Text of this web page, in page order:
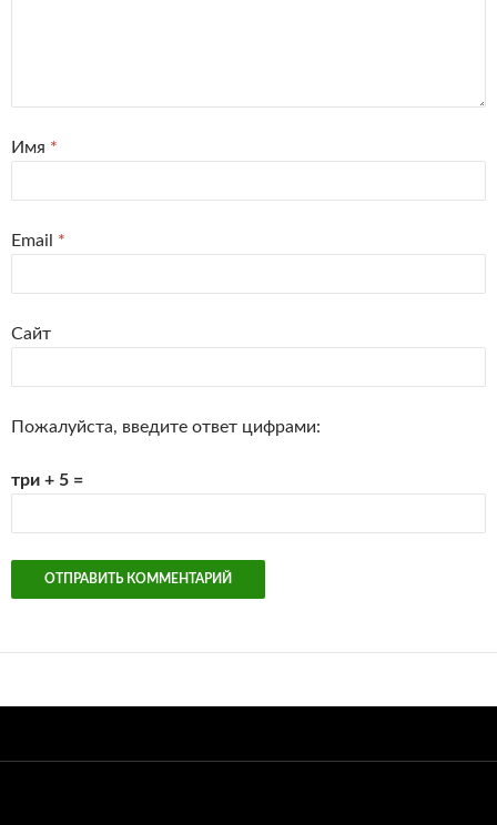
Имя *
Email *
Сайт
Пожалуйста, введите ответ цифрами:
три + 5 =